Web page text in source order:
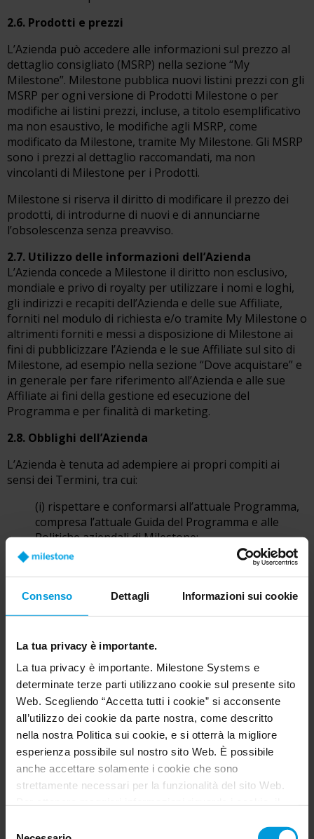
Consenso Dettagli Informazioni sui cookie
La tua privacy è importante.
La tua privacy è importante. Milestone Systems e
determinate terze parti utilizzano cookie sul presente sito
Web. Scegliendo “Accetta tutti i cookie” si acconsente
all’utilizzo dei cookie da parte nostra, come descritto
nella nostra Politica sui cookie, e si otterrà la migliore
esperienza possibile sul nostro sito Web. È possibile
anche accettare solamente i cookie che sono
strettamente necessari per la funzionalità del sito Web.
dettagli”.
2.6. Prodotti e prezzi
L’Azienda può accedere alle informazioni sul prezzo al
dettaglio consigliato (MSRP) nella sezione “My
Milestone”. Milestone pubblica nuovi listini prezzi con gli
MSRP per ogni versione di Prodotti Milestone o per
modifiche ai listini prezzi, incluse, a titolo esemplificativo
ma non esaustivo, le modifiche agli MSRP, come
modificato da Milestone, tramite My Milestone. Gli MSRP
sono i prezzi al dettaglio raccomandati, ma non
vincolanti di Milestone per i Prodotti.
Milestone si riserva il diritto di modificare il prezzo dei
prodotti, di introdurne di nuovi e di annunciarne
l’obsolescenza senza preavviso.
2.7. Utilizzo delle informazioni dell’Azienda
L’Azienda concede a Milestone il diritto non esclusivo,
mondiale e privo di royalty per utilizzare i nomi e loghi,
gli indirizzi e recapiti dell’Azienda e delle sue Affiliate,
forniti nel modulo di richiesta e/o tramite My Milestone o
altrimenti forniti e messi a disposizione di Milestone ai
fini di pubblicizzare l’Azienda e le sue Affiliate sul sito di
Milestone, ad esempio nella sezione “Dove acquistare” e
in generale per fare riferimento all’Azienda e alle sue
Affiliate ai fini della gestione ed esecuzione del
Programma e per finalità di marketing.
2.8. Obblighi dell’Azienda
L’Azienda è tenuta ad adempiere ai propri compiti ai
sensi dei Termini, tra cui:
(i) rispettare e conformarsi all’attuale Programma,
compresa l’attuale Guida del Programma e alle
Politiche aziendali di Milestone;
(ii) commercializzare, promuovere e vendere
attivamente i Prodotti Milestone, ai sensi dei
presenti Termini e Programma. Le attività devono
in maniera tale da valorizzare l’avviamento di
Milestone e dei suoi Prodotti;
(iii) consegnare agli Utenti finali i Prodotti
Milestone nella forma originale e con tutta la
documentazione e materiali correlati, come forniti
da Milestone;
(iv) rispettare i requisiti del Programma in materia
di formazione, apprendimento e certificazione,
affinché l’Azienda possa qualificarsi per la vendita di
Prodotti Milestone;
(v) compiere sforzi commercialmente ragionevoli